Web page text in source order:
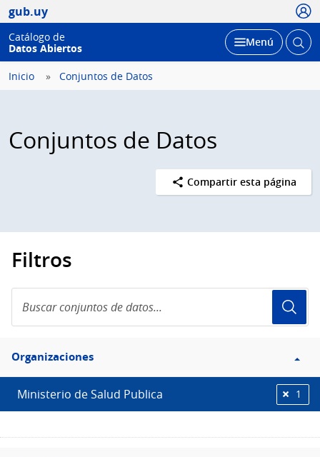
gub.uy
Catálogo de
Datos Abiertos
Desplegar
Menú Abrir
Inicio Conjuntos de Datos
Conjuntos de Datos
Compartir esta página
Filtros
conjuntos
de
Filtro
Organizaciones
Organizaciones
Ministerio de Salud Publica 1